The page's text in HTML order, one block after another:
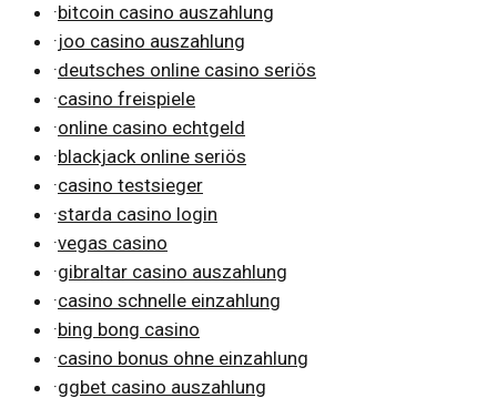
·bitcoin casino auszahlung
·joo casino auszahlung
·deutsches online casino seriös
·casino freispiele
·online casino echtgeld
·blackjack online seriös
·casino testsieger
·starda casino login
·vegas casino
·gibraltar casino auszahlung
·casino schnelle einzahlung
·bing bong casino
·casino bonus ohne einzahlung
·ggbet casino auszahlung